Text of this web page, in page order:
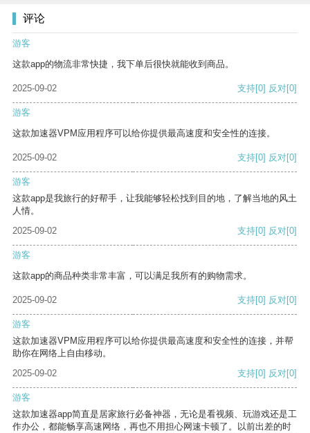
评论
游客
这款app的物流非常快捷，我下单后很快就能收到商品。
2025-09-02 支持[0] 反对[0]
游客
这款加速器VPM应用程序可以给你提供最高速度和安全性的连接。
2025-09-02 支持[0] 反对[0]
游客
这款app是我旅行的好帮手，让我能够轻松找到目的地，了解当地的风土
人情。
2025-09-02
支持[0] 反对[0]
游客
这款app的商品种类非常丰富，可以满足我所有的购物需求。
2025-09-02 支持[0] 反对[0]
游客
这款加速器VPM应用程序可以给你提供最高速度和安全性的连接，并帮
助你在网络上自由移动。
2025-09-02
支持[0] 反对[0]
游客
这款加速器app简直是居家旅行必备神器，无论是看视频、玩游戏还是工
作办公，都能畅享高速网络，再也不用担心网速卡顿了。以前出差的时